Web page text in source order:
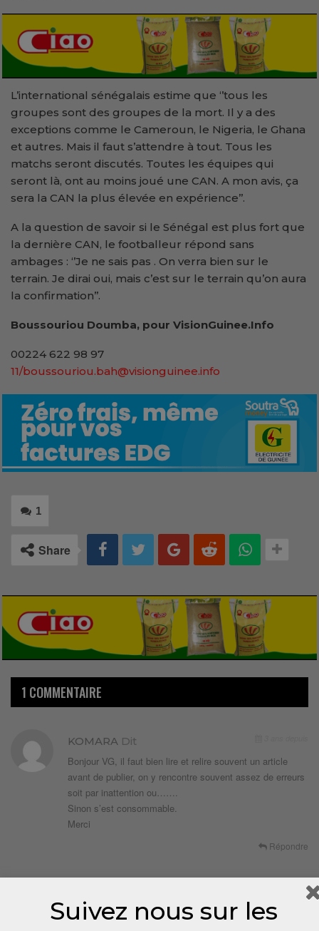
L’international sénégalais estime que ‘’tous les
groupes sont des groupes de la mort. Il y a des
exceptions comme le Cameroun, le Nigeria, le Ghana
et autres. Mais il faut s’attendre à tout. Tous les
matchs seront discutés. Toutes les équipes qui
seront là, ont au moins joué une CAN. A mon avis, ça
sera la CAN la plus élevée en expérience’’.
A la question de savoir si le Sénégal est plus fort que
la dernière CAN, le footballeur répond sans
ambages : ‘’Je ne sais pas . On verra bien sur le
terrain. Je dirai oui, mais c’est sur le terrain qu’on aura
la confirmation’’.
Boussouriou Doumba, pour VisionGuinee.Info
00224 622 98 97
11/boussouriou.bah@visionguinee.info
1
Share
1 COMMENTAIRE
KOMARA Dit
Bonjour VG, il faut bien lire et relire souvent un article
avant de publier, on y rencontre souvent assez de erreurs
soit par inattention ou…….
Sinon s’est consommable.
Merci
Répondre
Suivez nous sur les